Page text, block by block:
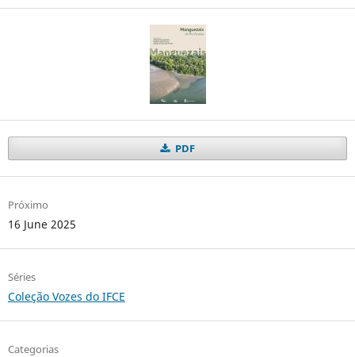
PDF
Próximo
16 June 2025
Séries
Coleção Vozes do IFCE
Categorias